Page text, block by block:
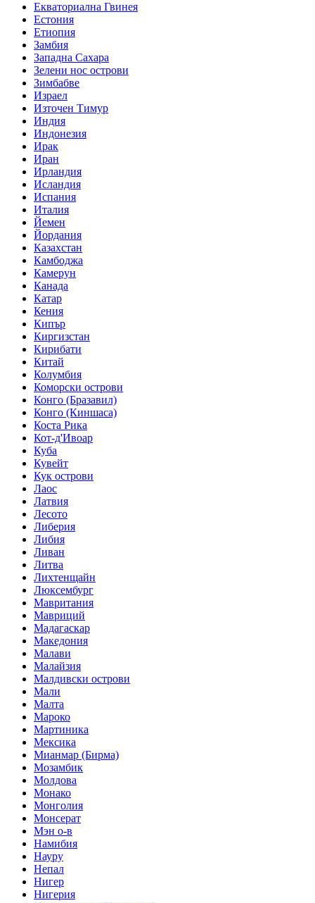
Екваториална Гвинея
Естония
Етиопия
Замбия
Западна Сахара
Зелени нос острови
Зимбабве
Израел
Източен Тимур
Индия
Индонезия
Ирак
Иран
Ирландия
Исландия
Испания
Италия
Йемен
Йордания
Казахстан
Камбоджа
Камерун
Канада
Катар
Кения
Кипър
Киргизстан
Кирибати
Китай
Колумбия
Коморски острови
Конго (Бразавил)
Конго (Киншаса)
Коста Рика
Кот-д'Ивоар
Куба
Кувейт
Кук острови
Лаос
Латвия
Лесото
Либерия
Либия
Ливан
Литва
Лихтенщайн
Люксембург
Мавритания
Мавриций
Мадагаскар
Македония
Малави
Малайзия
Малдивски острови
Мали
Малта
Мароко
Мартиника
Мексика
Мианмар (Бирма)
Мозамбик
Молдова
Монако
Монголия
Монсерат
Мэн о-в
Намибия
Науру
Непал
Нигер
Нигерия